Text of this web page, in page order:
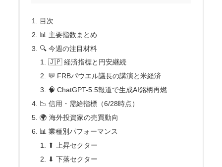
目次
📊 主要指数まとめ
🔍 今週の注目材料
🇯🇵 経済指標と円安継続
💬 FRBパウエル議長の講演と米経済
🧠 ChatGPT-5.5報道で生成AI銘柄再燃
📉 信用・需給指標（6/28時点）
🌍 海外投資家の売買動向
📊 業種別パフォーマンス
⬆ 上昇セクター
⬇ 下落セクター